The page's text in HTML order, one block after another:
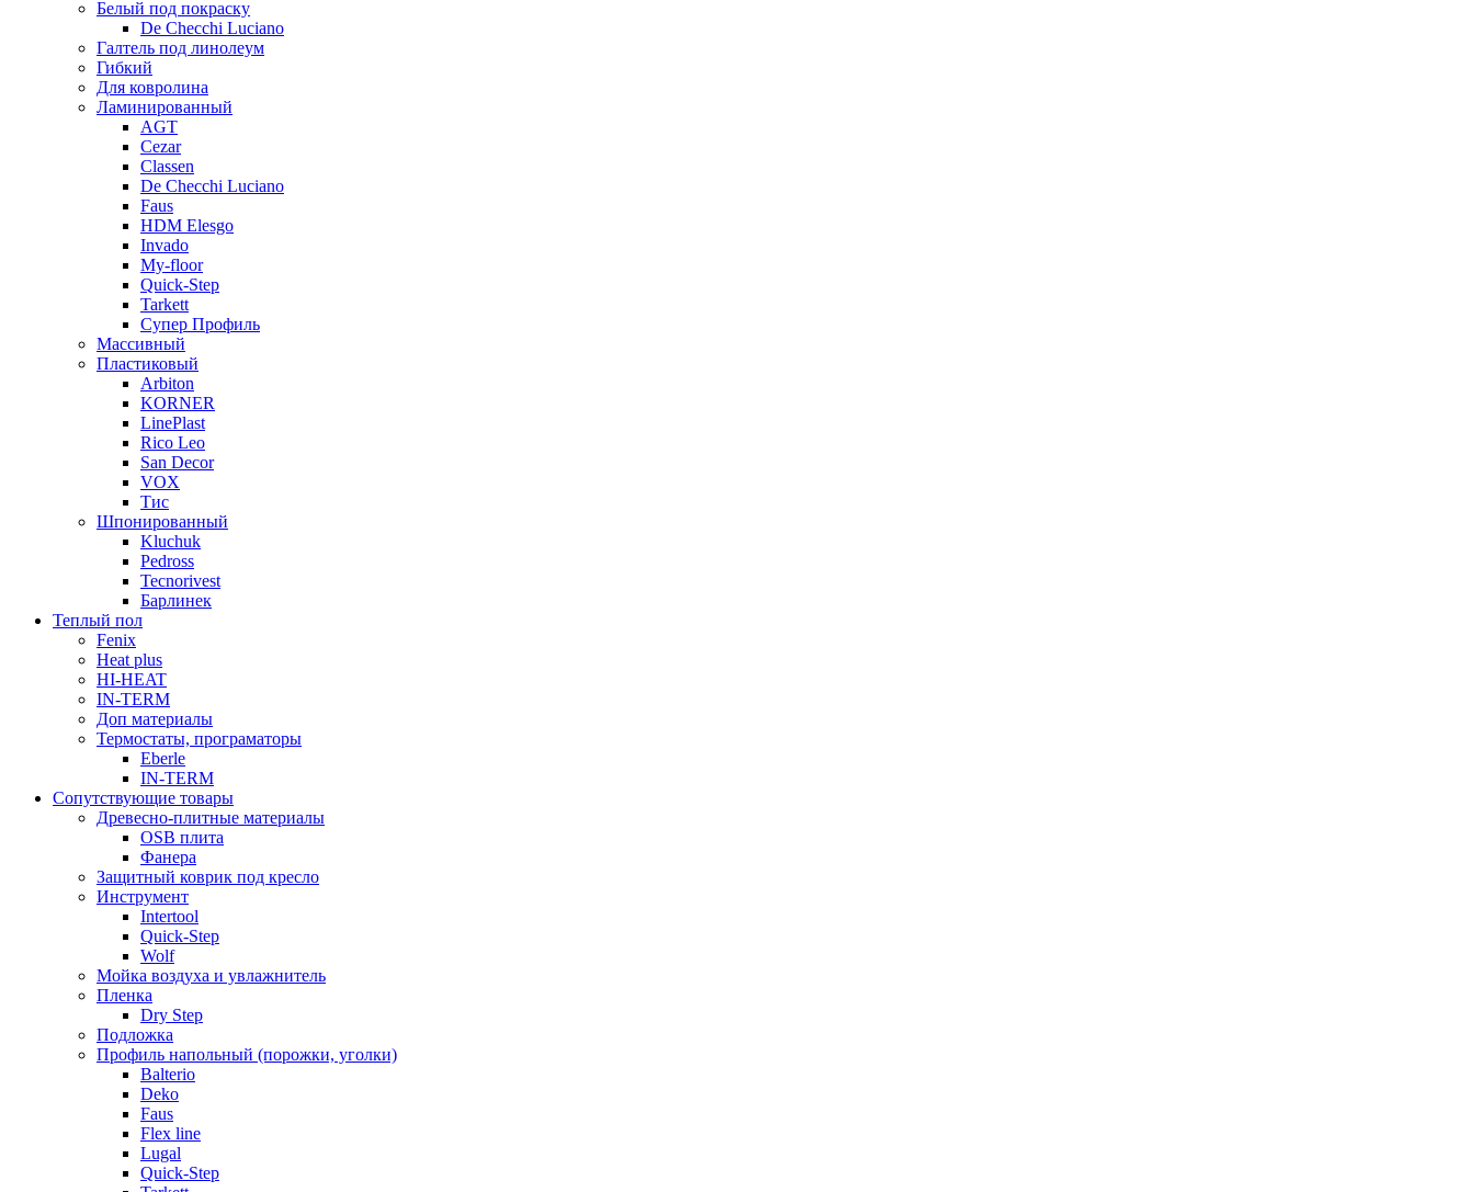
Белый под покраску
De Checchi Luciano
Галтель под линолеум
Гибкий
Для ковролина
Ламинированный
AGT
Cezar
Classen
De Checchi Luciano
Faus
HDM Elesgo
Invado
My-floor
Quick-Step
Tarkett
Супер Профиль
Массивный
Пластиковый
Arbiton
KORNER
LinePlast
Rico Leo
San Decor
VOX
Тис
Шпонированный
Kluchuk
Pedross
Tecnorivest
Барлинек
Теплый пол
Fenix
Heat plus
HI-HEAT
IN-TERM
Доп материалы
Термостаты, програматоры
Eberle
IN-TERM
Сопутствующие товары
Древесно-плитные материалы
OSB плита
Фанера
Защитный коврик под кресло
Инструмент
Intertool
Quick-Step
Wolf
Мойка воздуха и увлажнитель
Пленка
Dry Step
Подложка
Профиль напольный (порожки, уголки)
Balterio
Deko
Faus
Flex line
Lugal
Quick-Step